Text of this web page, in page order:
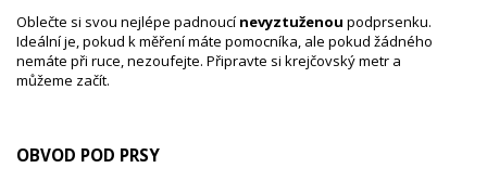
Oblečte si svou nejlépe padnoucí nevyztuženou podprsenku.
Ideální je, pokud k měření máte pomocníka, ale pokud žádného
nemáte při ruce, nezoufejte. Připravte si krejčovský metr a
můžeme začít.
OBVOD POD PRSY